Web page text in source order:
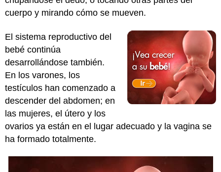
cuerpo y mirando cómo se mueven.
El sistema reproductivo del
bebé continúa
desarrollándose también.
En los varones, los
testículos han comenzado a
descender del abdomen; en
las mujeres, el útero y los
ovarios ya están en el lugar adecuado y la vagina se
ha formado totalmente.